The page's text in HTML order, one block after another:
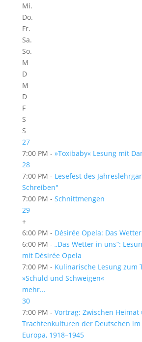
Mi.
Do.
Fr.
Sa.
So.
M
D
M
D
F
S
S
27
7:00 PM - »Toxibaby« Lesung mit
28
7:00 PM - Lesefest des
Schreiben"
7:00 PM - Schnittmengen
29
+
6:00 PM - Désirée Opela: Das
6:00 PM - „Das Wetter in uns“:
mit Désirée Opela
7:00 PM - Kulinarische Lesung zum
»Schuld und Schweigen«
mehr...
30
7:00 PM - Vortrag: Zwischen
Trachtenkulturen der Deutschen
Europa, 1918–1945